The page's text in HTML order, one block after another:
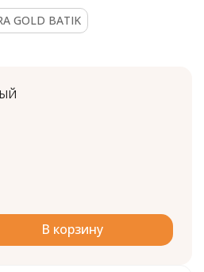
GOLD BATIK
В корзину